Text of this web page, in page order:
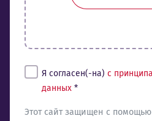
Tingimused*
Я согласен(-на) с
данных *
reCaptcha
Этот сайт защищен с помощью